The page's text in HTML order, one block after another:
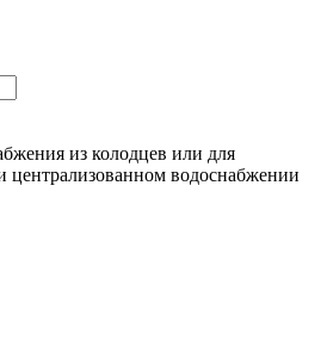
из колодцев или для
водоснабжении